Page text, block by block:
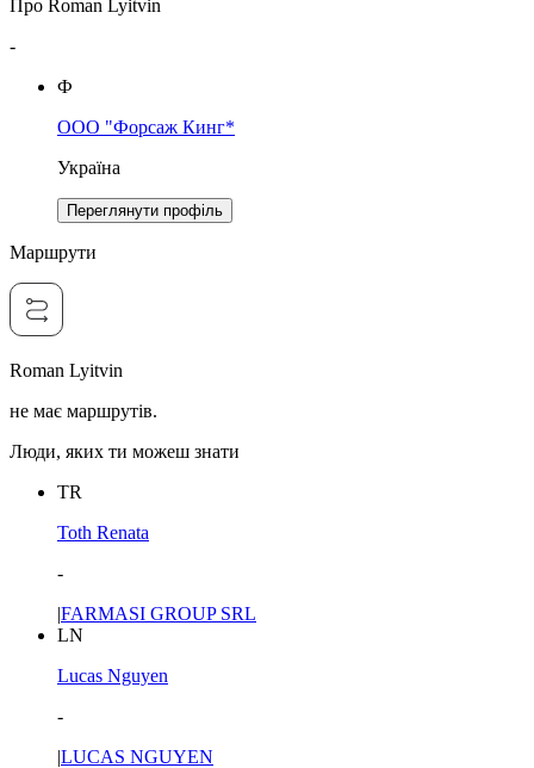
Про Roman Lyitvin
-
Ф
ООО "Форсаж Кинг*
Україна
Переглянути профіль
Маршрути
Roman Lyitvin
не має маршрутів.
Люди, яких ти можеш знати
TR
Toth Renata
-
|FARMASI GROUP SRL
LN
Lucas Nguyen
-
|LUCAS NGUYEN